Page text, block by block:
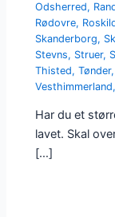
Odsherred,
Rødovre,
Skanderborg,
Stevns, Struer,
Thisted,Tønder
Vesthimmerland
Har du et
lavet. Skal
[…]